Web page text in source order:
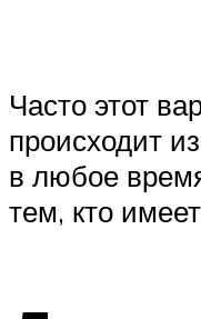
Часто этот
происходит
в любое
тем, кто